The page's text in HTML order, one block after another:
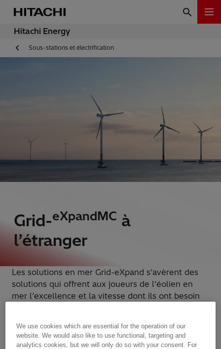
Hitachi Energy
Sous-stations et électrification
Grid-eXpandMC à
l’étranger
Les solutions en mer Grid-eXpand s’avèrent des
solutions qui offrent aux joueurs de l’éolien en
mer l’excellence et la vitesse dont ils ont besoin
plus rapide. Il réduit la taille et le poids de la
plateforme de connexion au réseau et réduit le
We use cookies which are essential for the operation of our
website. We would also like to use functional, targeting and
analytics cookies, but we will only do so with your consent. For